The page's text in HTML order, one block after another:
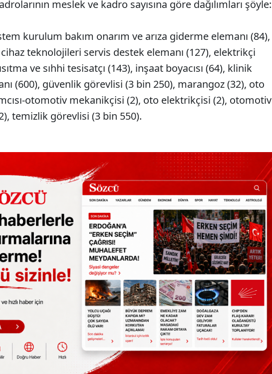
meslek ve kadro sayısına göre dağılımları şöyle:
kurulum bakım onarım ve arıza giderme elemanı (84),
teknolojileri servis destek elemanı (127), elektrikçi
ve sıhhi tesisatçı (143), inşaat boyacısı (64), klinik
(600), güvenlik görevlisi (3 bin 250), marangoz (32), oto
otomotiv mekanikçisi (2), oto elektrikçisi (2), otomotiv
temizlik görevlisi (3 bin 550).